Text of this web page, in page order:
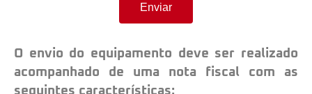
Enviar
O envio do equipamento deve ser realizado
acompanhado de uma nota fiscal com as
seguintes características: